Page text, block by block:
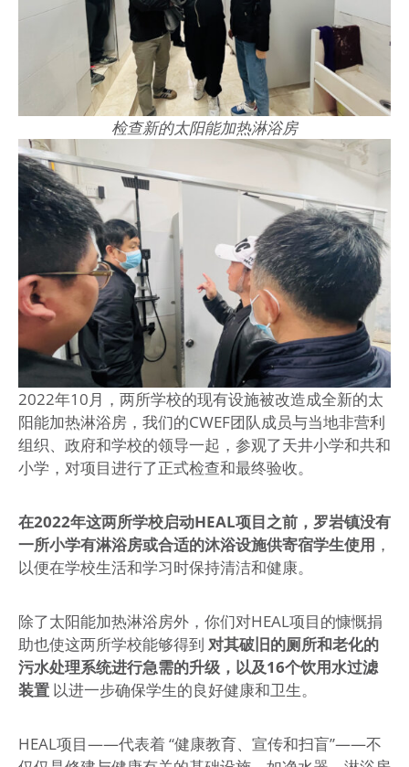
检查新的太阳能加热淋浴房
2022年10月，两所学校的现有设施被改造成全新的太
阳能加热淋浴房，我们的CWEF团队成员与当地非营利
组织、政府和学校的领导一起，参观了天井小学和共和
小学，对项目进行了正式检查和最终验收。
在2022年这两所学校启动HEAL项目之前，罗岩镇没有
一所小学有淋浴房或合适的沐浴设施供寄宿学生使用 ，
以便在学校生活和学习时保持清洁和健康。
除了太阳能加热淋浴房外，你们对HEAL项目的慷慨捐
助也使这两所学校能够得到 对其破旧的厕所和老化的
污水处理系统进行急需的升级，以及16个饮用水过滤
装置 以进一步确保学生的良好健康和卫生。
HEAL项目——代表着 “健康教育、宣传和扫盲”——不